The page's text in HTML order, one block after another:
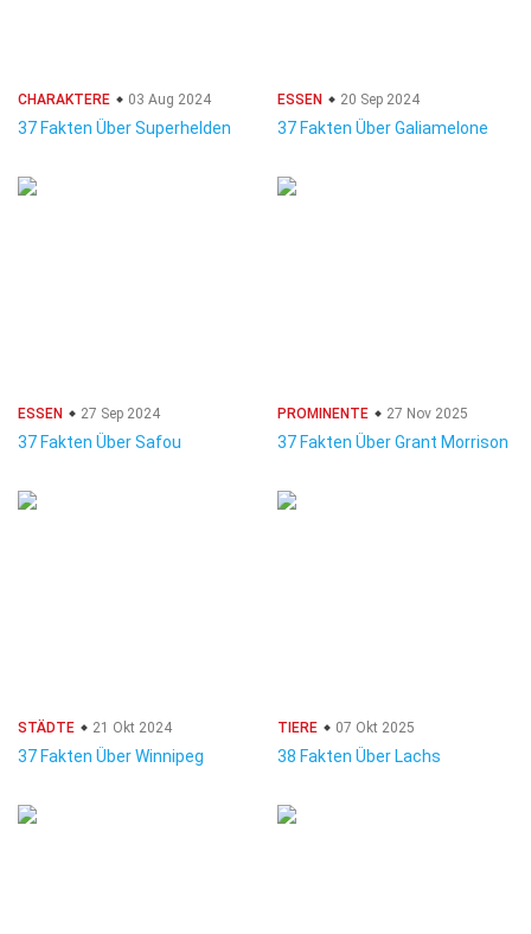
CHARAKTERE 03 Aug 2024
37 Fakten Über Superhelden
ESSEN 20 Sep 2024
37 Fakten Über Galiamelone
ESSEN 27 Sep 2024
37 Fakten Über Safou
PROMINENTE 27 Nov 2025
37 Fakten Über Grant Morrison
STÄDTE 21 Okt 2024
37 Fakten Über Winnipeg
TIERE 07 Okt 2025
38 Fakten Über Lachs